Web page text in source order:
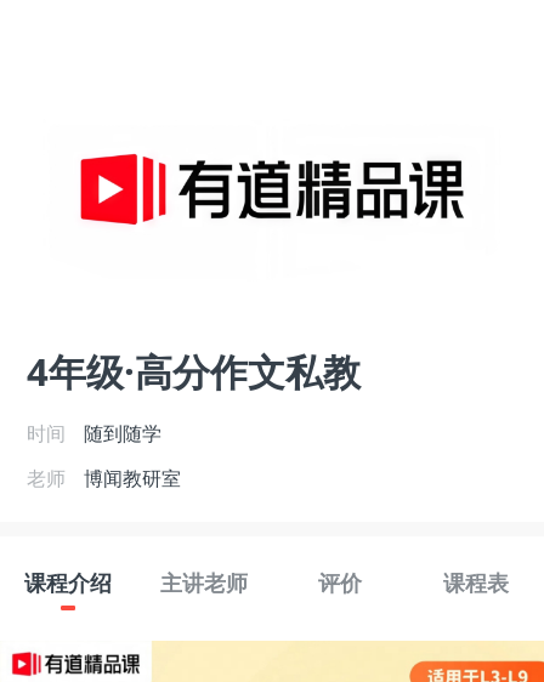
4年级·高分作文私教
时间
随到随学
老师
博闻教研室
课程介绍 主讲老师 评价 课程表